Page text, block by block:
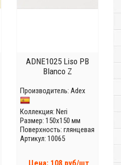
ADNE1025 Liso PB
Blanco Z
Производитель: Adex
Коллекция: Neri
Размер: 150x150 мм
Поверхность: глянцевая
Артикул: 10065